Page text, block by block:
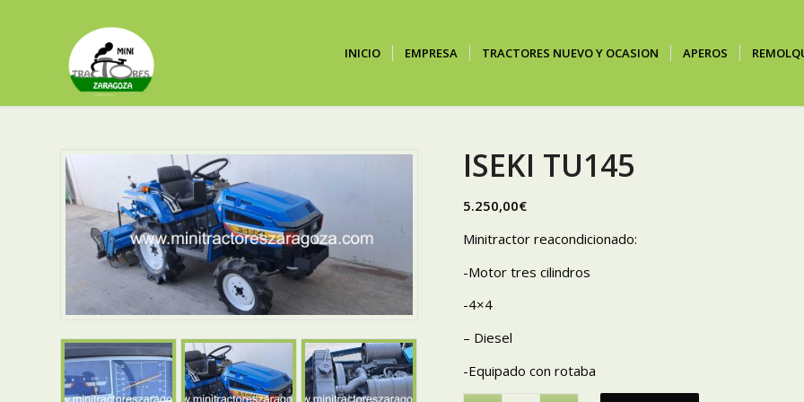
INICIO EMPRESA TRACTORES NUEVO Y OCASION APEROS
ISEKI TU145
5.250,00€
Minitractor reacondicionado:
-Motor tres cilindros
-4×4
– Diesel
-Equipado con rotaba